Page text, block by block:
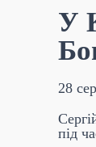
У
28
під